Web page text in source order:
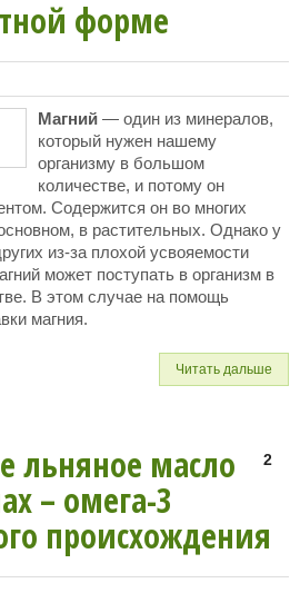
форме
Магний — один из минералов,
который нужен нашему
организму в большом
количестве, и потому он
Содержится он во многих
в растительных. Однако у
из-за плохой усвояемости
может поступать в организм в
В этом случае на помощь
магния.
Читать дальше
2
льняное масло
– омега-3
происхождения